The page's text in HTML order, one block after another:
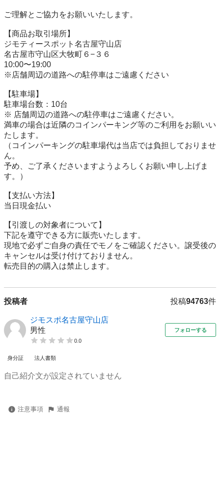
ご理解とご協力をお願いいたします。
【商品お取引場所】
ジモティースポット名古屋守山店
名古屋市守山区大牧町６−３６
10:00〜19:00
※店舗周辺の道路への駐停車はご遠慮ください
【駐⾞場】
駐車場台数：10台
※ 店舗周辺の道路への駐停車はご遠慮ください。
満車の場合は近隣のコインパーキング等のご利用をお願いい
たします。
（コインパーキングの駐車場代は当店では負担しておりませ
ん。
予め、ご了承くださいますようよろしくお願い申し上げま
す。）
【⽀払い⽅法】
当日現金払い
【引渡しの対象者について】
下記を遵守できる⽅に販売いたします。
現地で必ずご⾃⾝の責任でモノをご確認ください。譲受後の
キャンセルは受け付けておりません。
転売⽬的の購⼊は禁⽌します。
投稿者 投稿94763件
ジモスポ名古屋守山店
男性
0.0
フォローする
身分証 法人書類
自己紹介文が設定されていません
注意事項 通報